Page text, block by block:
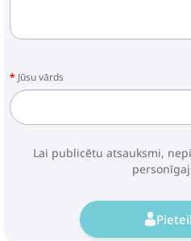
Jūsu vārds
Lai publicētu atsauksmi,